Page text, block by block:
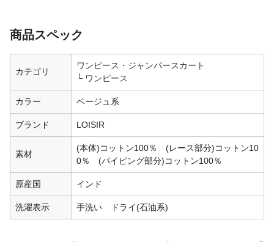
商品スペック
カテゴリ
ワンピース・ジャンパースカート
ワンピース
カラー ベージュ系
ブランド LOISIR
素材
(本体)コットン100％ (レース部分)コットン10
0％ (パイピング部分)コットン100％
原産国 インド
洗濯表示 手洗い ドライ(石油系)